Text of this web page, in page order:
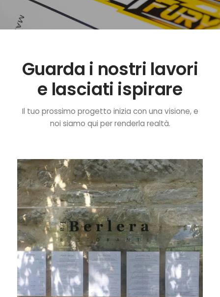
Guarda i nostri lavori
e lasciati ispirare
Il tuo prossimo progetto inizia con una visione, e
noi siamo qui per renderla realtà.